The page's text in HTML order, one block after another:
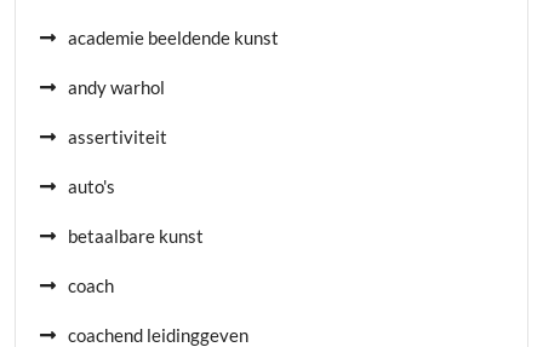
academie beeldende kunst
andy warhol
assertiviteit
auto's
betaalbare kunst
coach
coachend leidinggeven